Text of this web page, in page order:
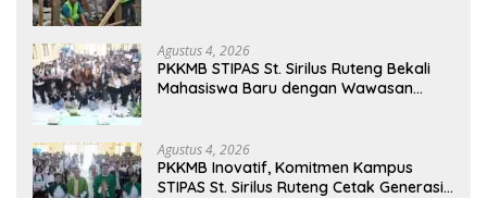
Agustus 4, 2026
PKKMB STIPAS St. Sirilus Ruteng Bekali
Mahasiswa Baru dengan Wawasan
Agustus 4, 2026
PKKMB Inovatif, Komitmen Kampus
STIPAS St. Sirilus Ruteng Cetak Generasi